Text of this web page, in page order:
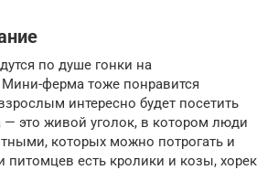
по душе гонки на
ферма тоже понравится
интересно будет посетить
— это живой уголок, в котором люди
которых можно потрогать и
питомцев есть кролики и козы, хорек